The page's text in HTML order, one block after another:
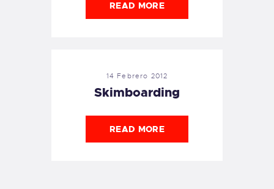
READ MORE
14 Febrero 2012
Skimboarding
READ MORE